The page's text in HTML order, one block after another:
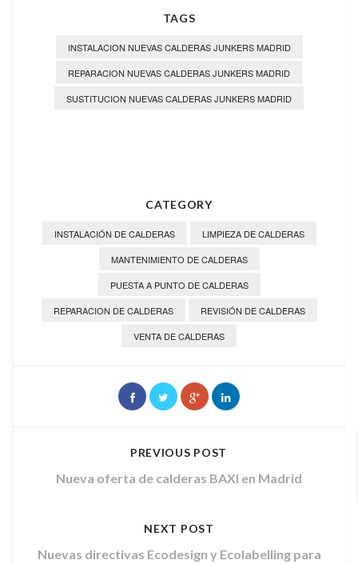
TAGS
INSTALACION NUEVAS CALDERAS JUNKERS MADRID
REPARACION NUEVAS CALDERAS JUNKERS MADRID
SUSTITUCION NUEVAS CALDERAS JUNKERS MADRID
CATEGORY
INSTALACIÓN DE CALDERAS
LIMPIEZA DE CALDERAS
MANTENIMIENTO DE CALDERAS
PUESTA A PUNTO DE CALDERAS
REPARACION DE CALDERAS
REVISIÓN DE CALDERAS
VENTA DE CALDERAS
PREVIOUS POST
Nueva oferta de calderas BAXI en Madrid
NEXT POST
Nuevas directivas Ecodesign y Ecolabelling para